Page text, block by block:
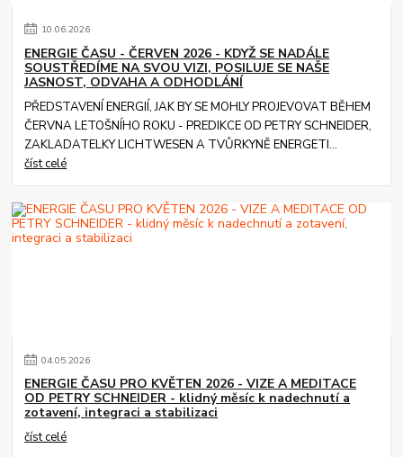
10.06.2026
ENERGIE ČASU - ČERVEN 2026 - KDYŽ SE NADÁLE
SOUSTŘEDÍME NA SVOU VIZI, POSILUJE SE NAŠE
JASNOST, ODVAHA A ODHODLÁNÍ
PŘEDSTAVENÍ ENERGIÍ, JAK BY SE MOHLY PROJEVOVAT BĚHEM
ČERVNA LETOŠNÍHO ROKU - PREDIKCE OD PETRY SCHNEIDER,
ZAKLADATELKY LICHTWESEN A TVŮRKYNĚ ENERGETI...
číst celé
04.05.2026
ENERGIE ČASU PRO KVĚTEN 2026 - VIZE A MEDITACE
OD PETRY SCHNEIDER - klidný měsíc k nadechnutí a
zotavení, integraci a stabilizaci
číst celé